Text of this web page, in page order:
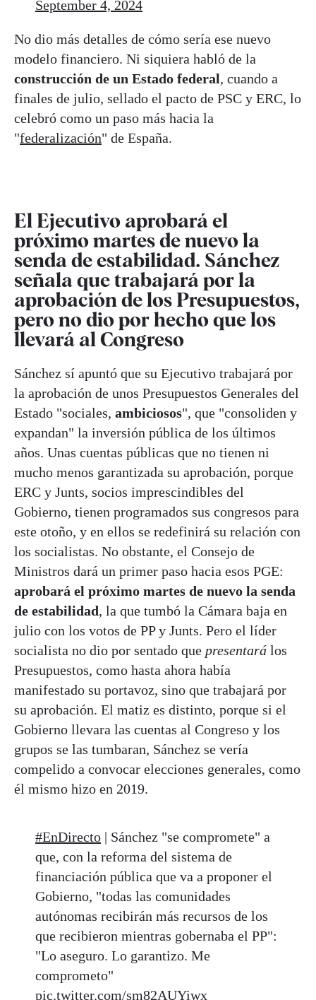
September 4, 2024
No dio más detalles de cómo sería ese nuevo
modelo financiero. Ni siquiera habló de la
construcción de un Estado federal, cuando a
finales de julio, sellado el pacto de PSC y ERC, lo
celebró como un paso más hacia la
"federalización" de España.
El Ejecutivo aprobará el
próximo martes de nuevo la
senda de estabilidad. Sánchez
señala que trabajará por la
aprobación de los Presupuestos,
pero no dio por hecho que los
llevará al Congreso
Sánchez sí apuntó que su Ejecutivo trabajará por
la aprobación de unos Presupuestos Generales del
Estado "sociales, ambiciosos", que "consoliden y
expandan" la inversión pública de los últimos
años. Unas cuentas públicas que no tienen ni
mucho menos garantizada su aprobación, porque
ERC y Junts, socios imprescindibles del
Gobierno, tienen programados sus congresos para
este otoño, y en ellos se redefinirá su relación con
los socialistas. No obstante, el Consejo de
Ministros dará un primer paso hacia esos PGE:
aprobará el próximo martes de nuevo la senda
de estabilidad, la que tumbó la Cámara baja en
julio con los votos de PP y Junts. Pero el líder
socialista no dio por sentado que presentará los
Presupuestos, como hasta ahora había
manifestado su portavoz, sino que trabajará por
su aprobación. El matiz es distinto, porque si el
Gobierno llevara las cuentas al Congreso y los
grupos se las tumbaran, Sánchez se vería
compelido a convocar elecciones generales, como
él mismo hizo en 2019.
#EnDirecto | Sánchez "se compromete" a
que, con la reforma del sistema de
financiación pública que va a proponer el
Gobierno, "todas las comunidades
autónomas recibirán más recursos de los
que recibieron mientras gobernaba el PP":
"Lo aseguro. Lo garantizo. Me
comprometo"
pic.twitter.com/sm82AUYiwx